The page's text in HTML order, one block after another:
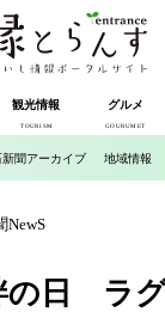
観光情報
TOURISM
グルメ
GOURUMET
聞アーカイブ 地域情報
NewS
の日 ラ